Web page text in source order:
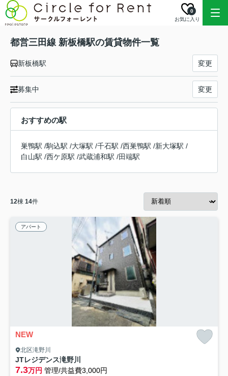
お気に入り
0
都営三田線 新板橋駅の賃貸物件一覧
新板橋駅 変更
募集中 変更
おすすめの駅
巣鴨駅 /駒込駅 /大塚駅 /千石駅 /西巣鴨駅 /新大塚駅 /
白山駅 /西ケ原駅 /武蔵浦和駅 /田端駅
12棟 14件
アパート
NEW
北区滝野川
JTレジデンス滝野川
7.3万円 管理/共益費3,000円